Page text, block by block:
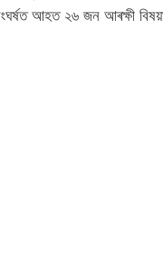
আহত ২৬ জন আৰক্ষী